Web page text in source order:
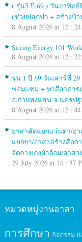
( รุ่น5 ปี 69 ) วันอาทิตย์
(ช่วยปลูกป่า + สร้างบ้
8 August 2026 at 12 :
Saving Energy 101
8 August 2026 at 12 :
รุ่น 1 ปี 69 วันเสาร์ที่
ซ่อมแซม + ทาสีอาคาร
อ.กำแพงแสน จ.นครป
8 August 2026 at 12 :
อาสาคัดแยกแว่นตา/อ
แยกยา/อาสาสร้างสื่อ
จัดกางเกงผ้าอ้อม/อาส
29 July 2026 at 14 : 37
หมวดหมู่งานอาสา
การศึกษา กิจกรรม